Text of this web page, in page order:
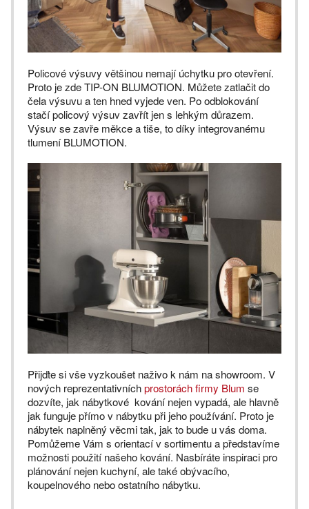
Policové výsuvy většinou nemají úchytku pro otevření.
Proto je zde TIP-ON BLUMOTION. Můžete zatlačit do
čela výsuvu a ten hned vyjede ven. Po odblokování
stačí policový výsuv zavřít jen s lehkým důrazem.
Výsuv se zavře měkce a tiše, to díky integrovanému
tlumení BLUMOTION.
Přijďte si vše vyzkoušet naživo k nám na showroom. V
nových reprezentativníchprostorách firmy Blum se
dozvíte, jak nábytkové kování nejen vypadá, ale hlavně
jak funguje přímo v nábytku při jeho používání. Proto je
nábytek naplněný věcmi tak, jak to bude u vás doma.
Pomůžeme Vám s orientací v sortimentu a představíme
možnosti použití našeho kování. Nasbíráte inspiraci pro
plánování nejen kuchyní, ale také obývacího,
koupelnového nebo ostatního nábytku.